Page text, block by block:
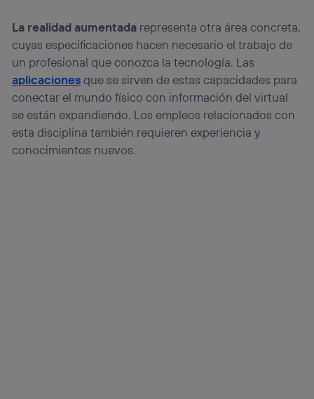
La realidad aumentada representa otra área concreta,
cuyas especificaciones hacen necesario el trabajo de
un profesional que conozca la tecnología. Las
aplicacionesque se sirven de estas capacidades para
conectar el mundo físico con información del virtual
se están expandiendo. Los empleos relacionados con
esta disciplina también requieren experiencia y
conocimientos nuevos.